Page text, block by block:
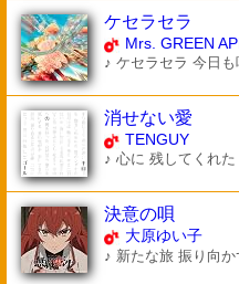
ケセラセラ
Mrs. GREEN
♪ ケセラセラ 今日
消せない愛
TENGUY
♪ 心に 残してくれ
決意の唄
大原ゆい子
♪ 新たな旅 振り向